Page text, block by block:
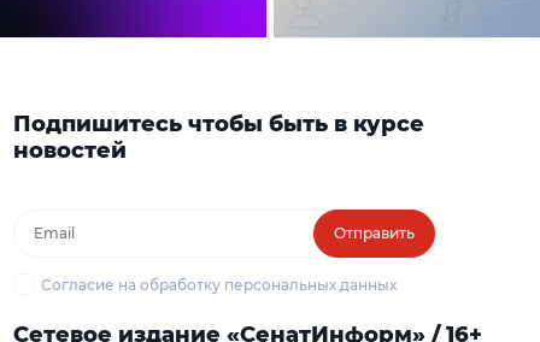
Подпишитесь чтобы быть в курсе
новостей
Отправить
Согласие на обработку персональных данных
Сетевое издание «СенатИнформ» / 16+